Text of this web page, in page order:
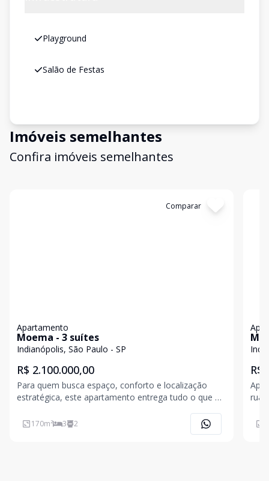
Playground
Salão de Festas
Imóveis semelhantes
Confira imóveis semelhantes
Comparar
Apartamento
Moema - 3 suítes
Indianópolis, São Paulo - SP
R$ 2.100.000,00
Para quem busca espaço, conforto e localização
estratégica, este apartamento entrega tudo o que a
Apartamento com 170 m² muito bem distribuídos,
planta generosa e iluminação natural. 3 suítes amplas
170m² 3 2
R$
rua